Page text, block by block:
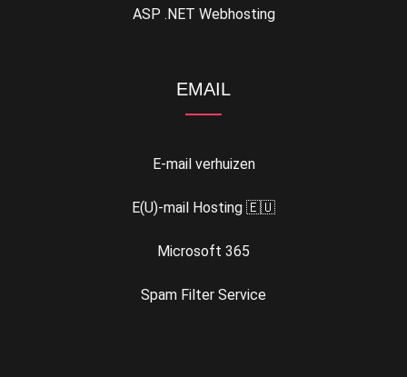
ASP .NET Webhosting
EMAIL
E-mail verhuizen
E(U)-mail Hosting 🇪🇺
Microsoft 365
Spam Filter Service